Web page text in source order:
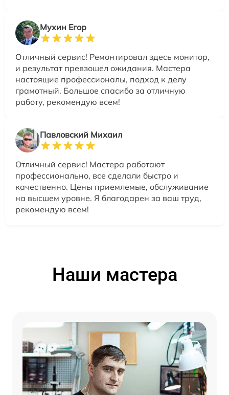
Мухин Егор
Отличный сервис! Ремонтировал здесь монитор,
и результат превзошел ожидания. Мастера
настоящие профессионалы, подход к делу
грамотный. Большое спасибо за отличную
работу, рекомендую всем!
Павловский Михаил
Отличный сервис! Мастера работают
профессионально, все сделали быстро и
качественно. Цены приемлемые, обслуживание
на высшем уровне. Я благодарен за ваш труд,
рекомендую всем!
Наши мастера